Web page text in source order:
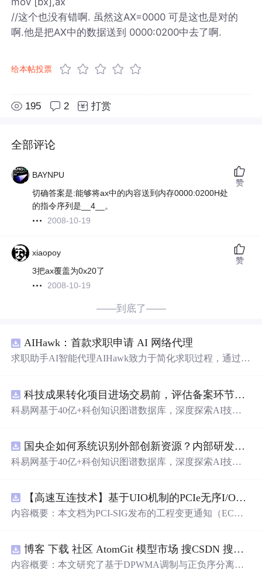
//这个也没有错啊. 虽然这AX=0000 可是这也是对的
啊.他是把AX中的数据送到 0000:0200中去了啊.
给本帖投票
195 2 打赏
全部评论
BAYNPU
切确答案是:能够将ax中的内容送到内存0000:0200H处
的指令序列是__4__。
2008-10-19
赞
xiaopoy
3把ax覆盖为0x20了
2008-10-19
赞
——到底了——
AIHawk：首款求职申请 AI 网络代理
求职助手AI智能代理AIHawk致力于简化求职过程，通过自
科技成果转化项目进场交易前，评估备案环节需要准备哪些材料？.docx
科易网基于40亿+科创知识图谱数据库，深度探索AI技术
新领域的AI+数智化解决方案，推动科技创新与产业创新
智能化发展。
国央企如何系统识别外部创新资源？内部研发体系完善，但对外部高校、中小科技企业技术能力缺乏动态认知。.docx
科易网基于40亿+科创知识图谱数据库，深度探索AI技术
新领域的AI+数智化解决方案，推动科技创新与产业创新
智能化发展。
【高速互连技术】基于UIO机制的PCIe无序I/O扩展：多路径架构下内存请求的高性能传输与排序控制方案设计
内容概要：本文档为PCI-SIG发布的工程变更通知（EC
规则对多路径拓扑和高性能IO系统的限制。UIO基于Flit模
式，定义了一套新的TLP（事务层包）类型和规则，允许
博客 下载 社区 AtomGit 模型市场 搜CSDN 搜索 AI 搜索 会员中心 创作中心 基于DPWMA调制与正负序分离的ANPC三电平并网逆变器前馈控制策略研究（Simulink仿真实现）
内容概要：本文研究了基于DPWMA调制与正负序分离的